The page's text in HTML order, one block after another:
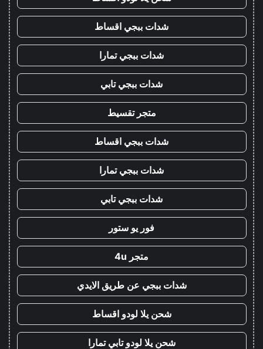
شدات ببجي اقساط
شدات ببجي تمارا
شدات ببجي تابي
متجر تقسيط
شدات ببجي اقساط
شدات ببجي تمارا
شدات ببجي تابي
فور يو ستور
متجر 4u
شدات ببجي عن طريق الايدي
شحن يلا لودو اقساط
شحن يلا لودو تابي تمارا